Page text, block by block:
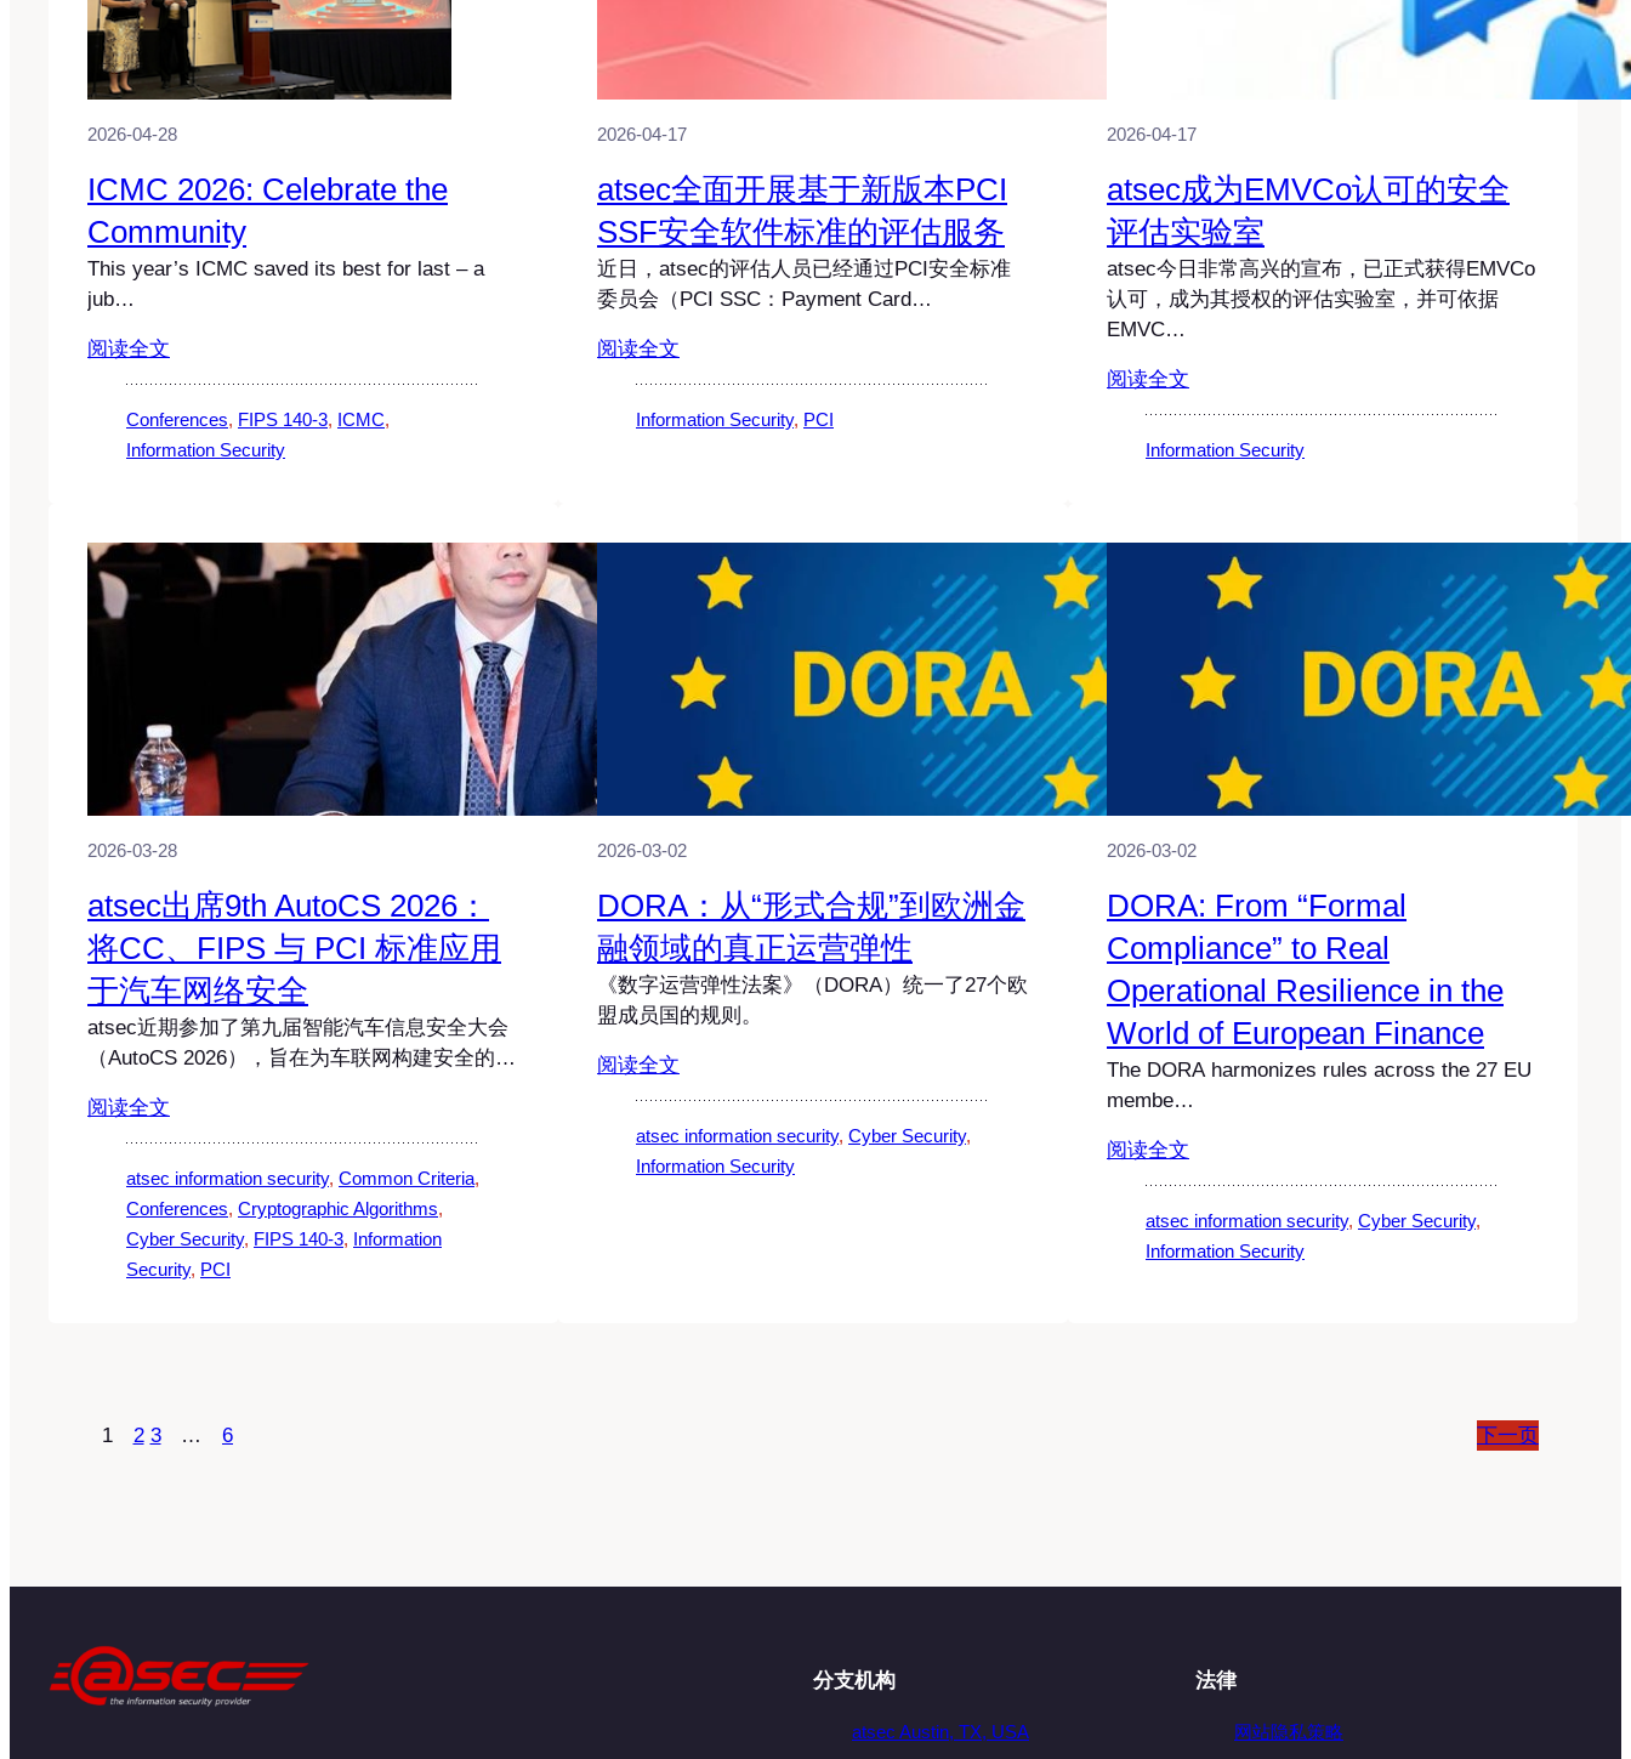
2026-04-28
ICMC 2026: Celebrate the
Community
This year’s ICMC saved its best for last – a
jub…
阅读全文
Conferences, FIPS 140-3, ICMC
Information Security
2026-04-17
atsec全面开展基于新版本PCI
SSF安全软件标准的评估服务
近日，atsec的评估人员已经通过PCI安全标准
委员会（PCI SSC：Payment Card…
阅读全文
Information Security, PCI
2026-04-17
atsec成为EMVCo认可的安全
评估实验室
atsec今日非常高兴的宣布，已正式获得EMVCo
认可，成为其授权的评估实验室，并可依据
EMVC…
阅读全文
Information Security
2026-03-28
atsec出席9th AutoCS 2026：
将CC、FIPS 与 PCI 标准应用
于汽车网络安全
atsec近期参加了第九届智能汽车信息安全大会
（AutoCS 2026），旨在为车联网构建安全的…
阅读全文
atsec information security, Common Criteria
Conferences, Cryptographic Algorithms
Cyber Security, FIPS 140-3, Information
Security, PCI
2026-03-02
DORA：从“形式合规”到欧洲金
融领域的真正运营弹性
《数字运营弹性法案》（DORA）统一了27个欧
盟成员国的规则。
阅读全文
atsec information security, Cyber Security
Information Security
2026-03-02
DORA: From “Formal
Compliance” to Real
Operational Resilience in the
World of European Finance
The DORA harmonizes rules across the 27 EU
membe…
阅读全文
atsec information security, Cyber Security
Information Security
1 2 3 … 6 下一页
分支机构
atsec Austin, TX, USA
法律
网站隐私策略